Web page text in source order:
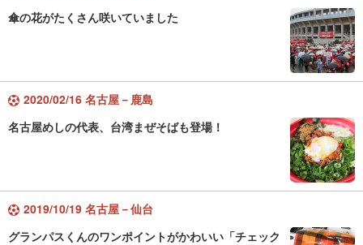
傘の花がたくさん咲いていました
2020/02/16 名古屋－鹿島
名古屋めしの代表、台湾まぜそばも登場！
2019/10/19 名古屋－仙台
グランパスくんのワンポイントがかわいい「チェック